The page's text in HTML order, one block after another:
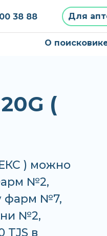
38 88 Для
О
(
) можно
№2,
фарм №7,
№2,
TJS в